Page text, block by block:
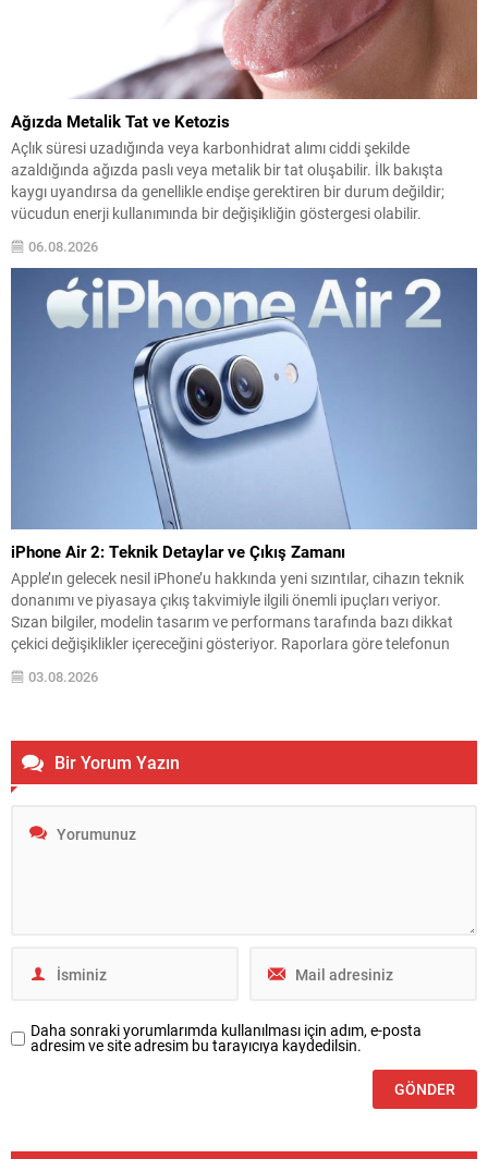
Ağızda Metalik Tat ve Ketozis
Açlık süresi uzadığında veya karbonhidrat alımı ciddi şekilde
azaldığında ağızda paslı veya metalik bir tat oluşabilir. İlk bakışta
kaygı uyandırsa da genellikle endişe gerektiren bir durum değildir;
vücudun enerji kullanımında bir değişikliğin göstergesi olabilir.
karbonhidrat rezervleri azaldığında karaciğer alternatif bir yol devreye
sokar ve...
06.08.2026
iPhone Air 2: Teknik Detaylar ve Çıkış Zamanı
Apple’ın gelecek nesil iPhone’u hakkında yeni sızıntılar, cihazın teknik
donanımı ve piyasaya çıkış takvimiyle ilgili önemli ipuçları veriyor.
Sızan bilgiler, modelin tasarım ve performans tarafında bazı dikkat
çekici değişiklikler içereceğini gösteriyor. Raporlara göre telefonun
donanımında ve ağ bileşenlerinde yükseltmeler bulunuyor; ayrıca
kamera ve ekran özellikleri de kullanıcı beklentilerini karşılayacak
03.08.2026
Bir Yorum Yazın
Daha sonraki yorumlarımda kullanılması için adım, e-posta
adresim ve site adresim bu tarayıcıya kaydedilsin.